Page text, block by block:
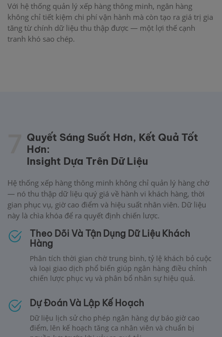
Với hệ thống quản lý xếp hàng thông minh, ngân hàng
không chỉ tiết kiệm chi phí vận hành mà còn tạo ra giá trị gia
tăng từ chính dữ liệu thu thập được — một lợi thế cạnh
tranh khó sao chép.
Quyết Sáng Suốt Hơn, Kết Quả Tốt
Hơn:
Insight Dựa Trên Dữ Liệu
Hệ thống xếp hàng thông minh không chỉ quản lý hàng chờ
— nó thu thập dữ liệu quý giá về hành vi khách hàng, thời
gian phục vụ, giờ cao điểm và hiệu suất nhân viên. Dữ liệu
này là chìa khóa để ra quyết định chiến lược.
Theo Dõi Và Tận Dụng Dữ Liệu Khách
Hàng
Phân tích thời gian chờ trung bình, tỷ lệ khách bỏ cuộc
và loại giao dịch phổ biến giúp ngân hàng điều chỉnh
chiến lược phục vụ và phân bổ nhân sự hiệu quả.
Dự Đoán Và Lập Kế Hoạch
Dữ liệu lịch sử cho phép ngân hàng dự báo giờ cao
điểm, lên kế hoạch tăng ca nhân viên và chuẩn bị